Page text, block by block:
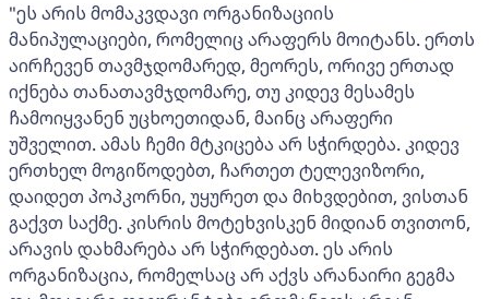
"ეს არის მომაკვდავი ორგანიზაციის
მანიპულაციები, რომელიც არაფერს მოიტანს. ერთს
აირჩევენ თავმჯდომარედ, მეორეს, ორივე ერთად
იქნება თანათავმჯდომარე, თუ კიდევ მესამეს
ჩამოიყვანენ უცხოეთიდან, მაინც არაფერი
უშველით. ამას ჩემი მტკიცება არ სჭირდება. კიდევ
ერთხელ მოგიწოდებთ, ჩართეთ ტელევიზორი,
დაიდეთ პოპკორნი, უყურეთ და მიხვდებით, ვისთან
გაქვთ საქმე. კისრის მოტეხვისკენ მიდიან თვითონ,
არავის დახმარება არ სჭირდებათ. ეს არის
ორგანიზაცია, რომელსაც არ აქვს არანაირი გეგმა